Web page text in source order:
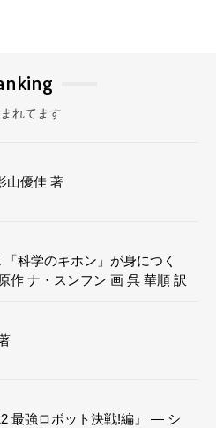
れてます
山優佳 著
「科学のキホン」が身につく
作 ナ・スンフン 画 呉 華順 訳
最強ロボット決戦!編』 — シ